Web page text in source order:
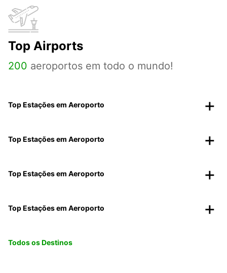
Top Airports
200 aeroportos em todo o mundo!
Top Estações em Aeroporto
Top Estações em Aeroporto
Top Estações em Aeroporto
Top Estações em Aeroporto
Todos os Destinos